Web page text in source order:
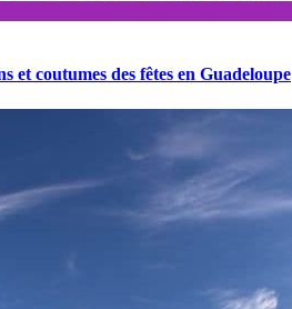
et coutumes des fêtes en Guadeloupe